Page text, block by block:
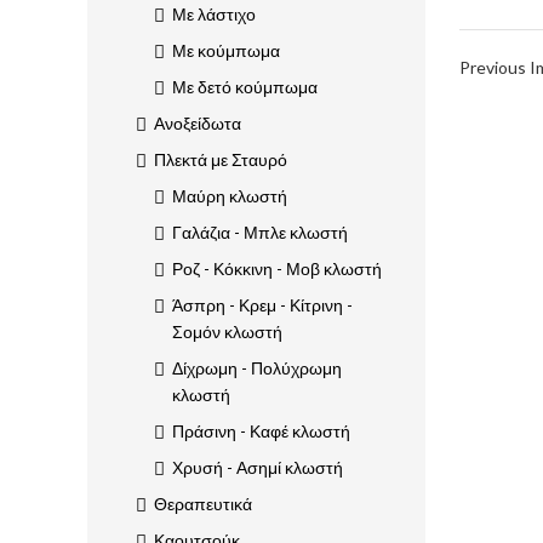
Previous
Με λάστιχο
Με κούμπωμα
Με δετό κούμπωμα
Ανοξείδωτα
Πλεκτά με Σταυρό
Μαύρη κλωστή
Γαλάζια - Μπλε κλωστή
Ροζ - Κόκκινη - Μοβ κλωστή
Άσπρη - Κρεμ - Κίτρινη -
Σομόν κλωστή
Δίχρωμη - Πολύχρωμη
κλωστή
Πράσινη - Καφέ κλωστή
Χρυσή - Ασημί κλωστή
Θεραπευτικά